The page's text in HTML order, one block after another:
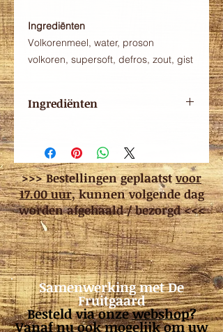
Ingrediënten
Volkorenmeel, water, proson
volkoren, supersoft, defros, zout, gist
Ingrediënten
volkoren, Supersoft, Defros, zout, gist
>>> Bestellingen geplaatstvoor
17.00 uur, kunnen volgende dag
worden afgehaald / bezorgd <<<
Samenwerking met De
Fruitgaard
Besteld via onzewebshop?
Vanaf nu ook mogelijk om uw